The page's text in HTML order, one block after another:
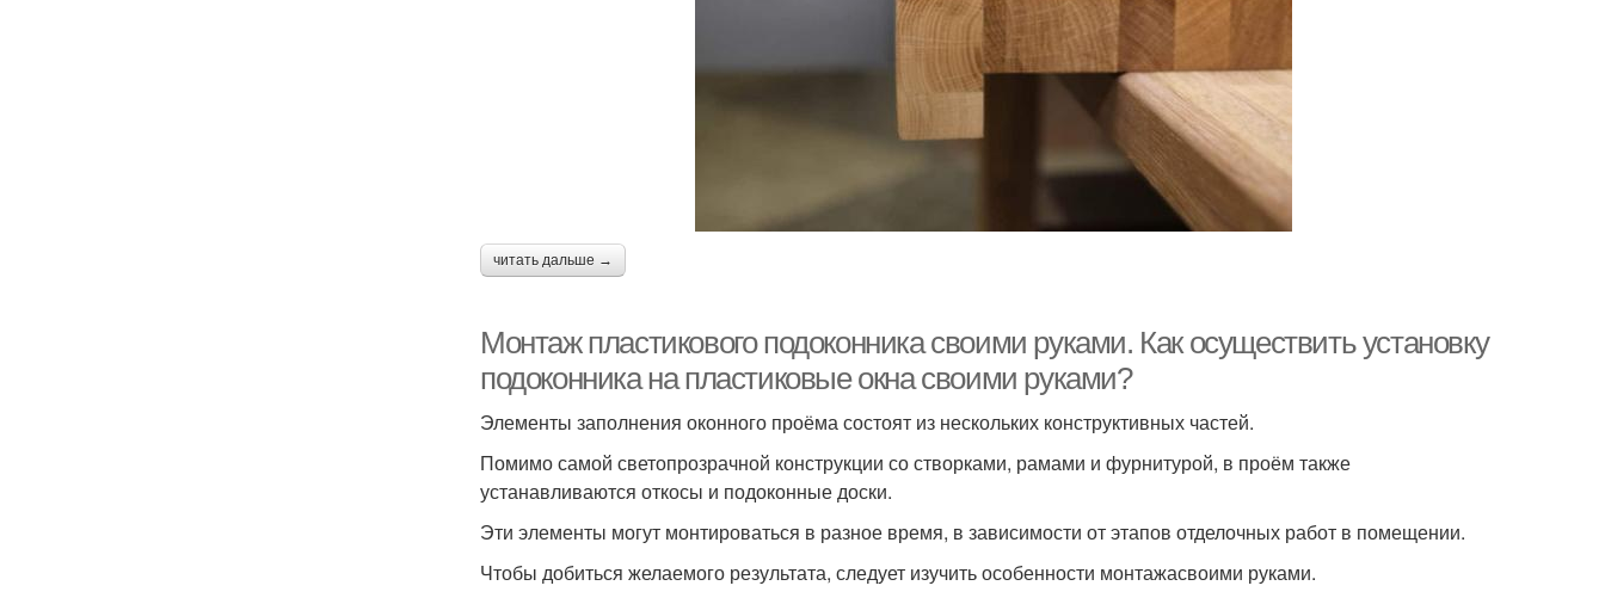
читать дальше →
Монтаж пластикового подоконника своими руками. Как осуществить установку
подоконника на пластиковые окна своими руками?
Элементы заполнения оконного проёма состоят из нескольких конструктивных частей.
Помимо самой светопрозрачной конструкции со створками, рамами и фурнитурой, в проём также
устанавливаются откосы и подоконные доски.
Эти элементы могут монтироваться в разное время, в зависимости от этапов отделочных работ в помещении.
Чтобы добиться желаемого результата, следует изучить особенности монтажасвоими руками.